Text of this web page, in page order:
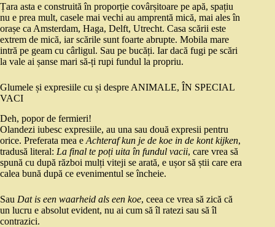
Țara asta e construită în proporție covârșitoare pe apă, spațiu
nu e prea mult, casele mai vechi au amprentă mică, mai ales în
orașe ca Amsterdam, Haga, Delft, Utrecht. Casa scării este
extrem de mică, iar scările sunt foarte abrupte. Mobila mare
intră pe geam cu cârligul. Sau pe bucăți. Iar dacă fugi pe scări
la vale ai șanse mari să-ți rupi fundul la propriu.
Glumele și expresiile cu și despre ANIMALE, ÎN SPECIAL
VACI
Deh, popor de fermieri!
Olandezi iubesc expresiile, au una sau două expresii pentru
orice. Preferata mea e Achteraf kun je de koe in de kont kijken,
tradusă literal: La final te poți uita în fundul vacii, care vrea să
spună cu după război mulți viteji se arată, e ușor să știi care era
calea bună după ce evenimentul se încheie.
Sau Dat is een waarheid als een koe, ceea ce vrea să zică că
un lucru e absolut evident, nu ai cum să îl ratezi sau să îl
contrazici.